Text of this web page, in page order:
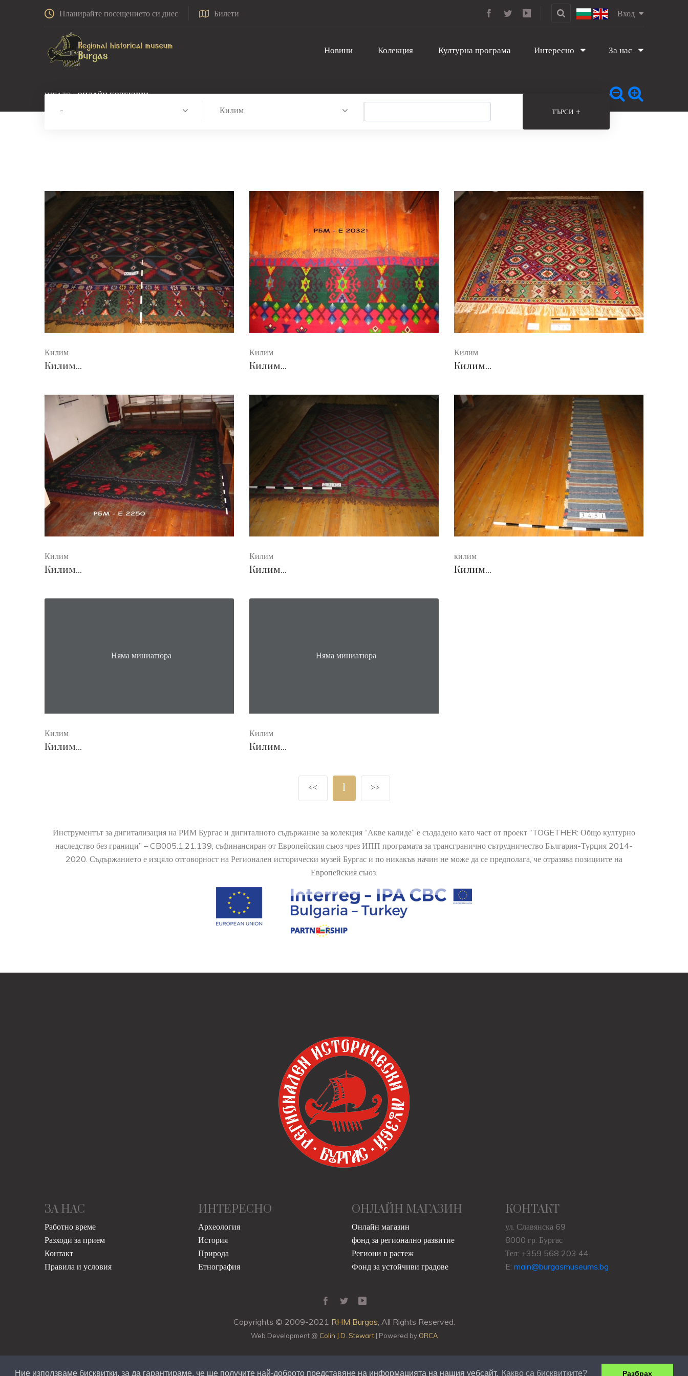
Ние използваме бисквитки, за да гарантираме, че ще получите най-доброто представяне на информацията на нашия уебсайт. Какво са бисквитките? Разбрах
Планирайте посещението си днес Билети Вход
Новини Колекция Културна програма Интересно За нас
НАЧАЛО ОНЛАЙН КОЛЕКЦИИ
- Килим ТЪРСИ +
Килим
Килим...
Килим
Килим...
Килим
Килим...
Килим
Килим...
Килим
Килим...
килим
Килим...
Няма миниатюра
Килим
Килим...
Няма миниатюра
Килим
Килим...
<< 1 >>
Инструментът за дигитализация на РИМ Бургас и дигиталното съдържание за колекция “Акве калиде” е създадено като част от проект “TOGETHER: Общо културно
наследство без граници” – CB005.1.21.139, съфинансиран от Европейския съюз чрез ИПП програмата за трансгранично сътрудничество България-Турция 2014-
2020. Съдържанието е изцяло отговорност на Регионален исторически музей Бургас и по никакъв начин не може да се предполага, че отразява позициите на
Европейския съюз.
ЗА НАС
Работно време
Разходи за прием
Контакт
Правила и условия
ИНТЕРЕСНО
Археология
История
Природа
Етнография
ОНЛАЙН МАГАЗИН
Онлайн магазин
фонд за регионално развитие
Региони в растеж
Фонд за устойчиви градове
КОНТАКТ
ул. Славянска 69
8000 гр. Бургас
Тел: +359 568 203 44
E: main@burgasmuseums.bg
Copyrights © 2009-2021 RHM Burgas , All Rights Reserved.
Web Development @ Colin J.D. Stewart| Powered by ORCA